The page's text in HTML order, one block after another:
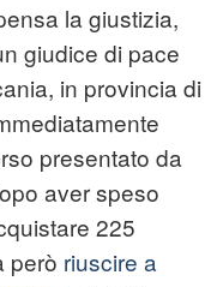
la giustizia,
giudice di pace
in provincia di
presentato da
aver speso
225
però riuscire a